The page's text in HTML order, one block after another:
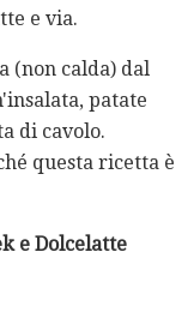
e via.
(non calda) dal
patate
di cavolo.
questa ricetta è
e Dolcelatte